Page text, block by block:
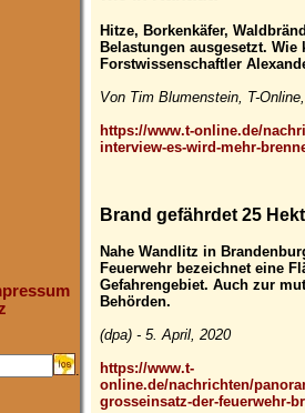
.
Hitze, Borkenkäfer,
Belastungen ausgesetzt. Wie
Forstwissenschaftler
Von Tim Blumenstein, T-
https://www.t-online.de/
interview-es-wird-mehr-
Brand gefährdet 25
Nahe Wandlitz in
Feuerwehr bezeichnet eine
Gefahrengebiet. Auch zur
Behörden.
(dpa) - 5. April, 2020
https://www.t-
online.de/nachrichten/
grosseinsatz-der-feuerwehr-